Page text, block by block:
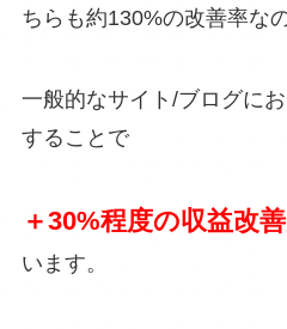
ちらも約130%の改善率な
一般的なサイト/ブログに
することで
＋30%程度の収益改
います。